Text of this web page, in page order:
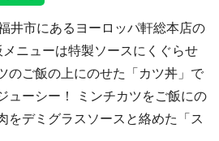
井市にあるヨーロッパ軒総本店の
ニューは特製ソースにくぐらせ
のご飯の上にのせた「カツ丼」で
ューシー！ ミンチカツをご飯にの
をデミグラスソースと絡めた「ス